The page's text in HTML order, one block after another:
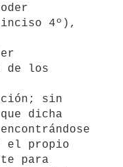
4º),
de los
sin
dicha
el propio
para